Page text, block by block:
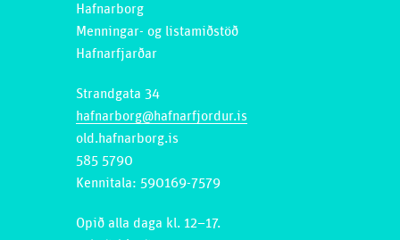
Hafnarborg
Menningar- og listamiðstöð
Hafnarfjarðar
Strandgata 34
hafnarborg@hafnarfjordur.is
old.hafnarborg.is
585 5790
Kennitala: 590169-7579
Opið alla daga kl. 12–17.